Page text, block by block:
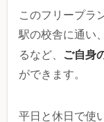
このフリープラ
駅の校舎に通い
るなど、
ご自身
ができます。
平日と休日で使